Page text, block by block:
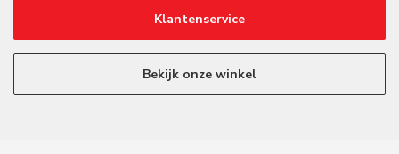
Klantenservice
Bekijk onze winkel